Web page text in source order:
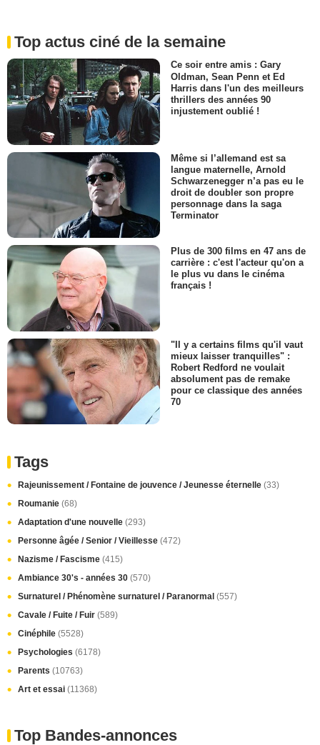
Top actus ciné de la semaine
Ce soir entre amis : Gary
Oldman, Sean Penn et Ed
Harris dans l'un des meilleurs
thrillers des années 90
injustement oublié !
Même si l’allemand est sa
langue maternelle, Arnold
Schwarzenegger n’a pas eu le
droit de doubler son propre
personnage dans la saga
Terminator
Plus de 300 films en 47 ans de
carrière : c'est l'acteur qu'on a
le plus vu dans le cinéma
français !
"Il y a certains films qu'il vaut
mieux laisser tranquilles" :
Robert Redford ne voulait
absolument pas de remake
pour ce classique des années
70
Tags
Rajeunissement / Fontaine de jouvence / Jeunesse éternelle (33)
Roumanie (68)
Adaptation d'une nouvelle (293)
Personne âgée / Senior / Vieillesse (472)
Nazisme / Fascisme (415)
Ambiance 30's - années 30 (570)
Surnaturel / Phénomène surnaturel / Paranormal (557)
Cavale / Fuite / Fuir (589)
Cinéphile (5528)
Psychologies (6178)
Parents (10763)
Art et essai (11368)
Top Bandes-annonces